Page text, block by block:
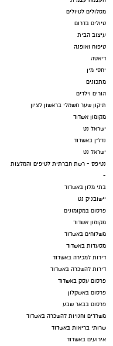
מסלולים לטיולים
טיולים בדרום
עיצוב הבית
טיפוח ואופנה
דיאטה
יחסי מין
מתכונים
הורים וילדים
תיקון שער חשמלי בראשון לציון
מקומון אשדוד
ישראל נט
נדל"ן באשדוד
ישראל נט
נטיפס - רשת חברתית לטיפים והמלצות
-
בתי מלון באשדוד
יישובניק נט
פרסום במקומונים
מקומון אשדוד
משלוחים באשדוד
מסעדות באשדוד
דירות למכירה באשדוד
דירות להשכרה באשדוד
פרסום עסק באשדוד
פרסום באשקלון
פרסום בבאר שבע
משרדים וחנויות להשכרה באשדוד
שרותי בריאות באשדוד
אירועים באשדוד